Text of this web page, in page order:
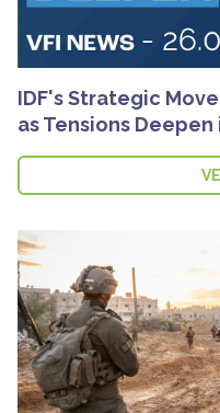
IDF's Strategic
as Tensions Deepen